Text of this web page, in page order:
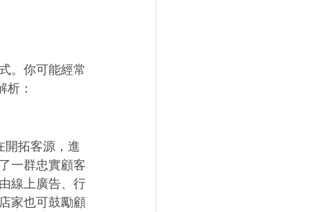
。你可能經常
：
開拓客源，進
一群忠實顧客
線上廣告、行
家也可鼓勵顧